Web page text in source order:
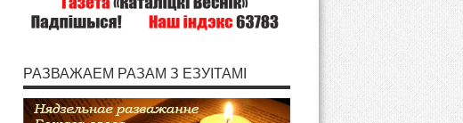
РАЗВАЖАЕМ РАЗАМ З ЕЗУІТАМІ